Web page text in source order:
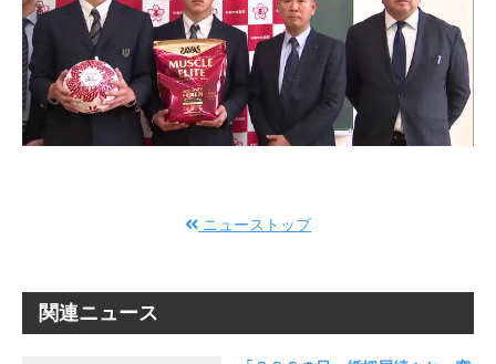
ニューストップ
関連ニュース